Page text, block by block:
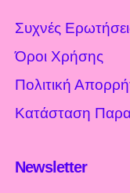
Συχνές
Όροι Χρήσης
Πολιτική
Κατάσταση
Newsletter